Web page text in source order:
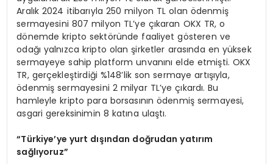
Aralık 2024 itibarıyla 250 milyon TL olan ödenmiş
sermayesini 807 milyon TL’ye çıkaran OKX TR, o
dönemde kripto sektöründe faaliyet gösteren ve
odağı yalnızca kripto olan şirketler arasında en yüksek
sermayeye sahip platform unvanını elde etmişti. OKX
TR, gerçekleştirdiği %148’lik son sermaye artışıyla,
ödenmiş sermayesini 2 milyar TL’ye çıkardı. Bu
hamleyle kripto para borsasının ödenmiş sermayesi,
asgari gereksinimin 8 katına ulaştı.
“Türkiye’ye yurt dışından doğrudan yatırım
sağlıyoruz”